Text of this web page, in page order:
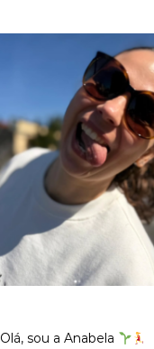
Olá, sou a Anabela